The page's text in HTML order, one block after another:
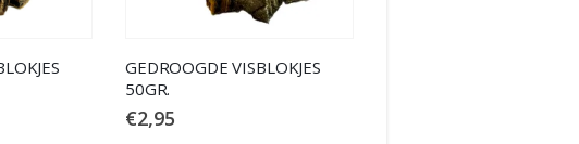
GEDROOGDE VISBLOKJES
50GR.
€2,95